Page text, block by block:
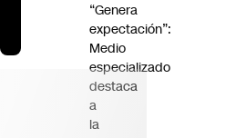
“Genera
expectación”:
Medio
especializado
destaca
a
la